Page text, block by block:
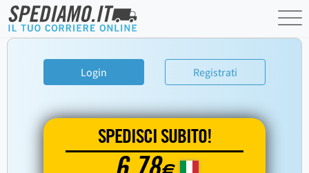
Login Registrati
SPEDISCI SUBITO!